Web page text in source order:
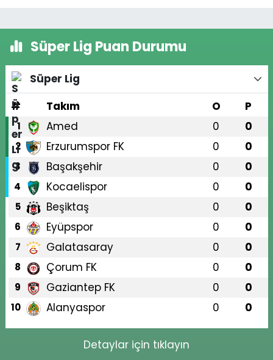
Süper Lig Puan Durumu
Süper Lig
#
Takım O P
1 Amed 0 0
2 Erzurumspor FK 0 0
3 Başakşehir 0 0
4 Kocaelispor 0 0
5 Beşiktaş 0 0
6 Eyüpspor 0 0
7 Galatasaray 0 0
8 Çorum FK 0 0
9 Gaziantep FK 0 0
10 Alanyaspor 0 0
Detaylar için tıklayın